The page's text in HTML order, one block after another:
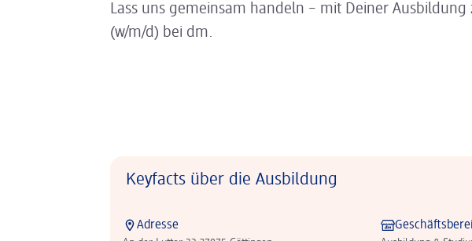
Lass uns gemeinsam handeln – mit Deiner Ausbildung
(w/m/d) bei dm.
Keyfacts über die Ausbildung
Adresse